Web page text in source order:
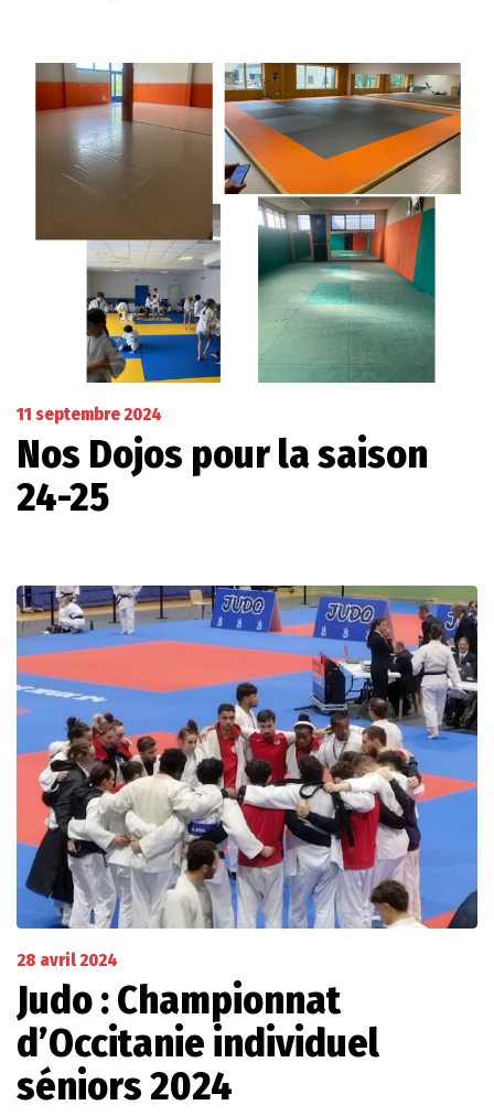
11 septembre 2024
Nos Dojos pour la saison
24-25
28 avril 2024
Judo : Championnat
d’Occitanie individuel
séniors 2024